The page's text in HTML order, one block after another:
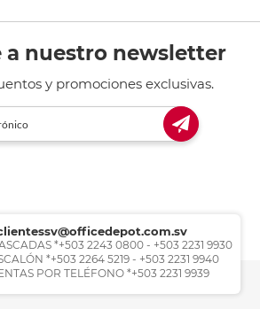
a nuestro newsletter
y promociones exclusivas.
*+503 2243 0800 - +503 2231 9930
*+503 2264 5219 - +503 2231 9940
POR TELÉFONO *+503 2231 9939